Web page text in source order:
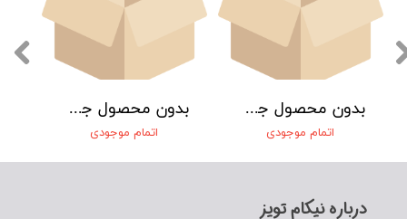
بدون محصول جهت نمایش
اتمام موجودی
بدون محصول جهت نمایش
اتمام موجودی
​درباره نیکام تویز